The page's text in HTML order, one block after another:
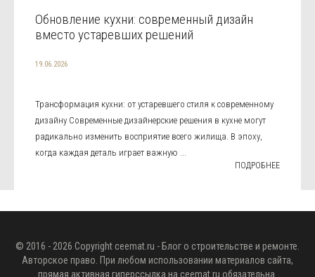
Обновление кухни: современный дизайн
вместо устаревших решений
19.06.2026
Трансформация кухни: от устаревшего стиля к современному
дизайну Современные дизайнерские решения в кухне могут
радикально изменить восприятие всего жилища. В эпоху,
когда каждая деталь играет важную ...
ПОДРОБНЕЕ
© 2016 - 2026 Copyright ceemat.ru - Блог о строительстве и ремонте.
Авторское право. При любом использовании материалов сайта,
прямая активная гиперссылка на ceemat.ru обязательна.